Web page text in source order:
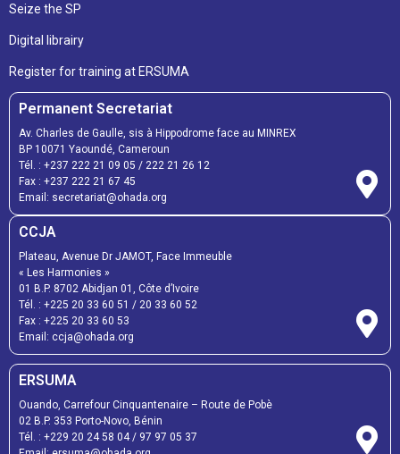
Seize the SP
Digital librairy
Register for training at ERSUMA
Permanent Secretariat
Av. Charles de Gaulle, sis à Hippodrome face au MINREX
BP 10071 Yaoundé, Cameroun
Tél. : +237 222 21 09 05 / 222 21 26 12
Fax : +237 222 21 67 45
Email: secretariat@ohada.org
CCJA
Plateau, Avenue Dr JAMOT, Face Immeuble
« Les Harmonies »
01 B.P. 8702 Abidjan 01, Côte d’Ivoire
Tél. : +225 20 33 60 51 / 20 33 60 52
Fax : +225 20 33 60 53
Email: ccja@ohada.org
ERSUMA
Ouando, Carrefour Cinquantenaire – Route de Pobè
02 B.P. 353 Porto-Novo, Bénin
Tél. : +229 20 24 58 04/ 97 97 05 37